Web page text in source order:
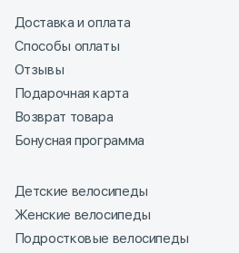
Доставка и оплата
Способы оплаты
Отзывы
Подарочная карта
Возврат товара
Бонусная программа
Детские велосипеды
Женские велосипеды
Подростковые велосипеды